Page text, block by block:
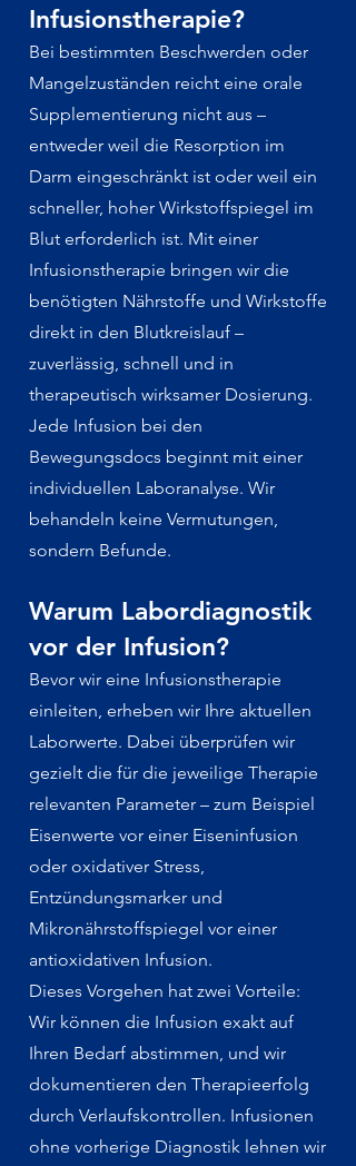
Infusionstherapie?
Bei bestimmten Beschwerden oder
Mangelzuständen reicht eine orale
Supplementierung nicht aus –
entweder weil die Resorption im
Darm eingeschränkt ist oder weil ein
schneller, hoher Wirkstoffspiegel im
Blut erforderlich ist. Mit einer
Infusionstherapie bringen wir die
benötigten Nährstoffe und Wirkstoffe
direkt in den Blutkreislauf –
zuverlässig, schnell und in
therapeutisch wirksamer Dosierung.
Jede Infusion bei den
Bewegungsdocs beginnt mit einer
individuellen Laboranalyse. Wir
behandeln keine Vermutungen,
sondern Befunde.
Warum Labordiagnostik
vor der Infusion?
Bevor wir eine Infusionstherapie
einleiten, erheben wir Ihre aktuellen
Laborwerte. Dabei überprüfen wir
gezielt die für die jeweilige Therapie
relevanten Parameter – zum Beispiel
Eisenwerte vor einer Eiseninfusion
oder oxidativer Stress,
Entzündungsmarker und
Mikronährstoffspiegel vor einer
antioxidativen Infusion.
Dieses Vorgehen hat zwei Vorteile:
Wir können die Infusion exakt auf
Ihren Bedarf abstimmen, und wir
dokumentieren den Therapieerfolg
durch Verlaufskontrollen. Infusionen
ohne vorherige Diagnostik lehnen wir